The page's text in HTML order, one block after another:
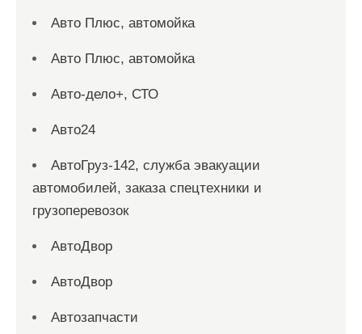
Авто Плюс, автомойка
Авто Плюс, автомойка
Авто-дело+, СТО
Авто24
АвтоГруз-142, служба эвакуации
автомобилей, заказа спецтехники и
грузоперевозок
АвтоДвор
АвтоДвор
Автозапчасти